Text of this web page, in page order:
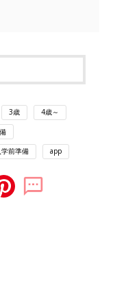
3歳 4歳～
前準備 app